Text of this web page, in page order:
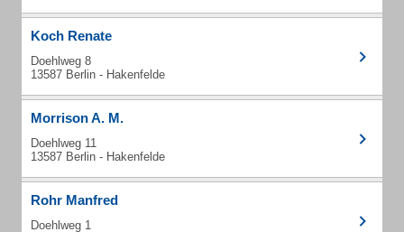
Koch Renate
Doehlweg 8
13587 Berlin - Hakenfelde
Morrison A. M.
Doehlweg 11
13587 Berlin - Hakenfelde
Rohr Manfred
Doehlweg 1